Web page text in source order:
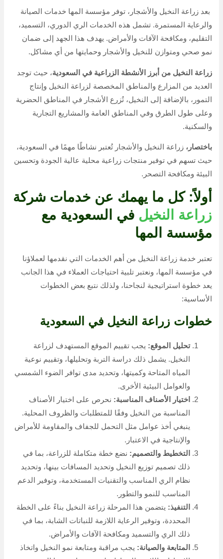
بعد زراعة النخيل والأشجار، توفر مؤسسة المها خدمات الصيانة
والرعاية المستمرة. تشمل هذه الخدمات الري الدوري، التسميد،
التقليم، ومكافحة الآفات والأمراض. يهدف هذا الجهد إلى ضمان
نمو صحي ومتوازن للنخيل والأشجار وحمايتها من أي مشاكل.
زراعة النخيل من أبرز الأنشطة الزراعية في السعودية، حيث توجد
العديد من المزارع والمناطق المخصصة لزراعة النخيل وإنتاج
التمور، بالإضافة إلى النخيل، تُزرع الأشجار في المناطق الحضرية
وعلى طول الطرق وفي المناطق العامة والمشاريع التجارية
والسكنية.
باختصار،زراعة النخيل والأشجار تُعتبر نشاطًا مهمًا في السعودية،
حيث تسهم في توفير منتجات زراعية محلية عالية الجودة وتحسين
البيئة ومكافحة التصحر.
أولاً: كل ما يهمك عن خدمات شركة
زراعة النخيل في السعودية مع
مؤسسة المها
تعتبر خدمة زراعة النخيل من أهم الخدمات التي نقدمها لعملاؤنا
في مؤسسة المها، ونعتبر تلبية احتياجات العملاء في هذا الجانب
يعد خطوة استراتيجية لنجاحنا، ولذلك نتبع بعض الخطوات
الأساسية:
خطوات زراعة النخيل في السعودية
تحليل الموقع: يجب تقييم الموقع المستهدف لزراعة
النخيل. يشمل ذلك دراسة التربة وتحليلها، وتقييم نوعية
المياه المتاحة وكميتها، وتحديد مدى توافر الضوء الشمسي
والعوامل البيئية الأخرى.
اختيار الأصناف المناسبة: نحرص على اختيار الأصناف
المناسبة من النخيل وفقًا للمتطلبات والظروف المحلية.
ينبغي أخذ عوامل مثل التحمل للجفاف والمقاومة للأمراض
والإنتاجية في الاعتبار.
التخطيط والتصميم: نضع خطة متكاملة للزراعة، بما في
ذلك تصميم توزيع النخيل وتحديد المسافات بينها، وتحديد
نظام الري المناسب والتقنيات المستخدمة، وتوفير الدعم
المناسب للنمو والتطور.
التنفيذ: يتضمن هذا المرحلة زراعة النخيل بناءً على الخطة
المحددة، وتوفير الرعاية اللازمة للنباتات الشابة، بما في
ذلك الري والتسميد ومكافحة الآفات والأمراض.
المتابعة والصيانة: يجب مراقبة ومتابعة نمو النخيل واتخاذ